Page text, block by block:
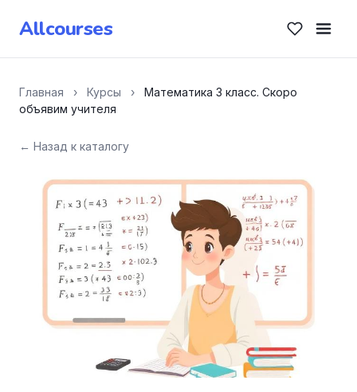
Allcourses
Главная › Курсы ›
Математика 3 класс. Скоро
объявим учителя
← Назад к каталогу